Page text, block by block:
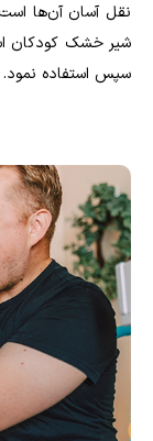
نقل آسان آن‌ها
شیر خشک کودکان
سپس استفاده نمود.